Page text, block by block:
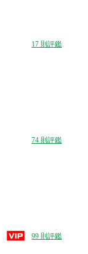
17 則評鑑
74 則評鑑
99 則評鑑